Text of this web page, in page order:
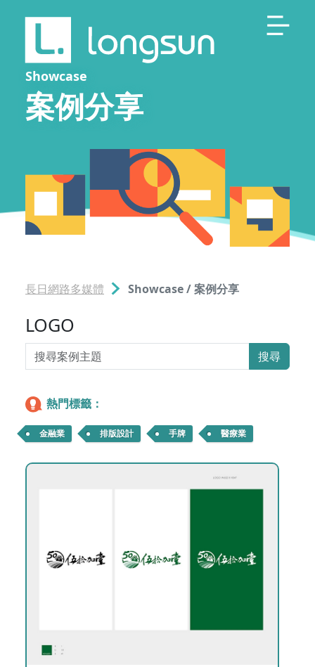
Showcase
案例分享
長日網路多媒體 Showcase / 案例分享
LOGO
搜尋
熱門標籤：
金融業 排版設計 手牌 醫療業